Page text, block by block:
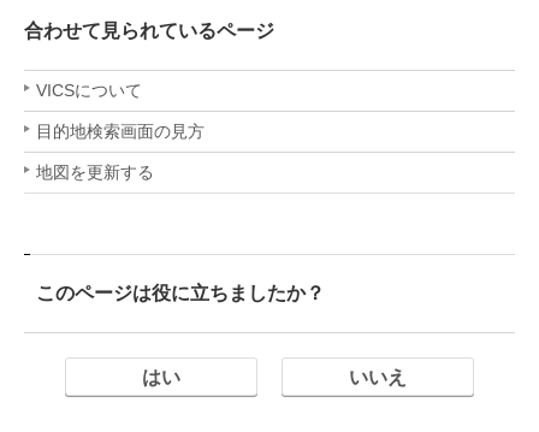
合わせて見られているページ
VICSについて
目的地検索画面の見方
地図を更新する
このページは役に立ちましたか？
はい いいえ